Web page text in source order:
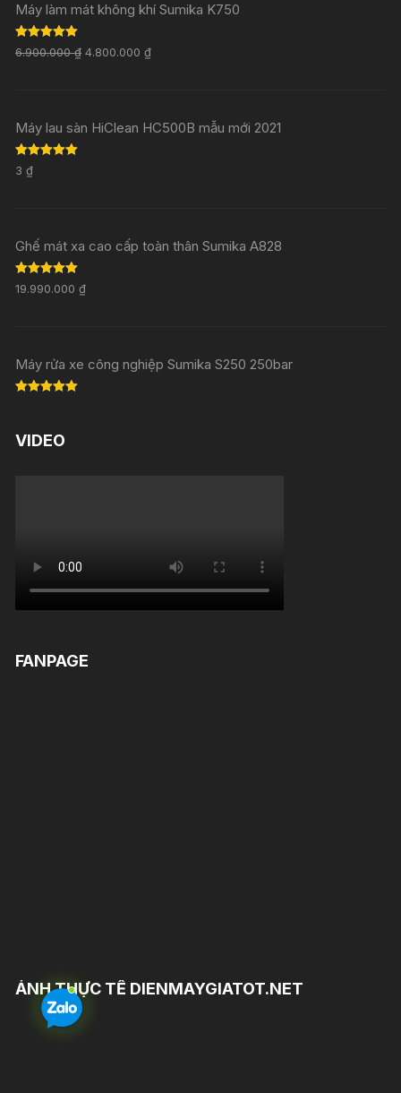
Máy làm mát không khí Sumika K750
Rated 5.00
out of 5
6.900.000₫ 4.800.000₫
Máy lau sàn HiClean HC500B mẫu mới 2021
Rated
out of 5
3₫
Ghế mát xa cao cấp toàn thân Sumika A828
Rated5.00
out of 5
19.990.000₫
Máy rửa xe công nghiệp Sumika S250 250bar
VIDEO
FANPAGE
ẢNH THỰC TẾ DIENMAYGIATOT.NET